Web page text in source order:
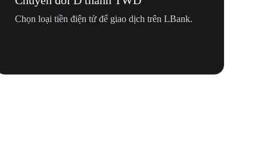
Chọn loại tiền điện tử để giao dịch trên LBank.